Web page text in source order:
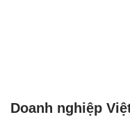
Doanh nghiệp